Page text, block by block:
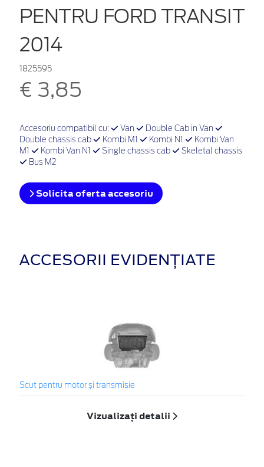
PENTRU FORD TRANSIT
2014
1825595
€ 3,85
Accesoriu compatibil cu: Van
Double Cab in Van
Double chassis cab
Kombi M1 Kombi N1
Kombi Van
M1
Kombi Van N1 Single chassis cab
Skeletal chassis
Bus M2
Solicita oferta accesoriu
ACCESORII EVIDENȚIATE
Scut pentru motor și transmisie
Vizualizați detalii